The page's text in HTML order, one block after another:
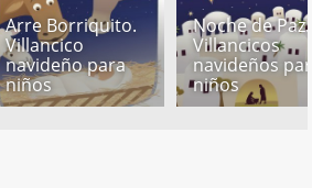
Arre Borriquito.
Villancico
navideño para
niños
Noche de Paz.
Villancicos
navideños para
niños